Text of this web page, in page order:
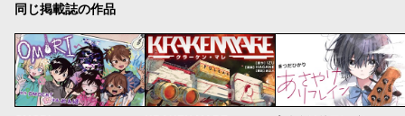
同じ掲載誌の作品